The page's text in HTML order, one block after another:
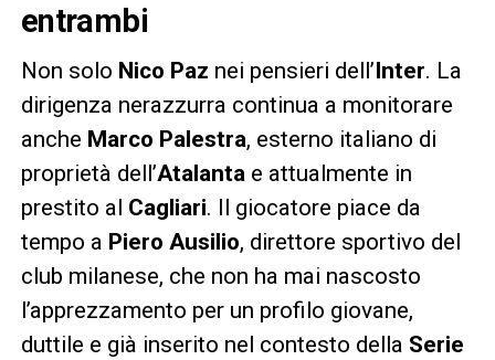
entrambi
Non solo Nico Paz nei pensieri dell’Inter. La
dirigenza nerazzurra continua a monitorare
anche Marco Palestra, esterno italiano di
proprietà dell’Atalanta e attualmente in
prestito al Cagliari. Il giocatore piace da
tempo a Piero Ausilio, direttore sportivo del
club milanese, che non ha mai nascosto
l’apprezzamento per un profilo giovane,
duttile e già inserito nel contesto della Serie